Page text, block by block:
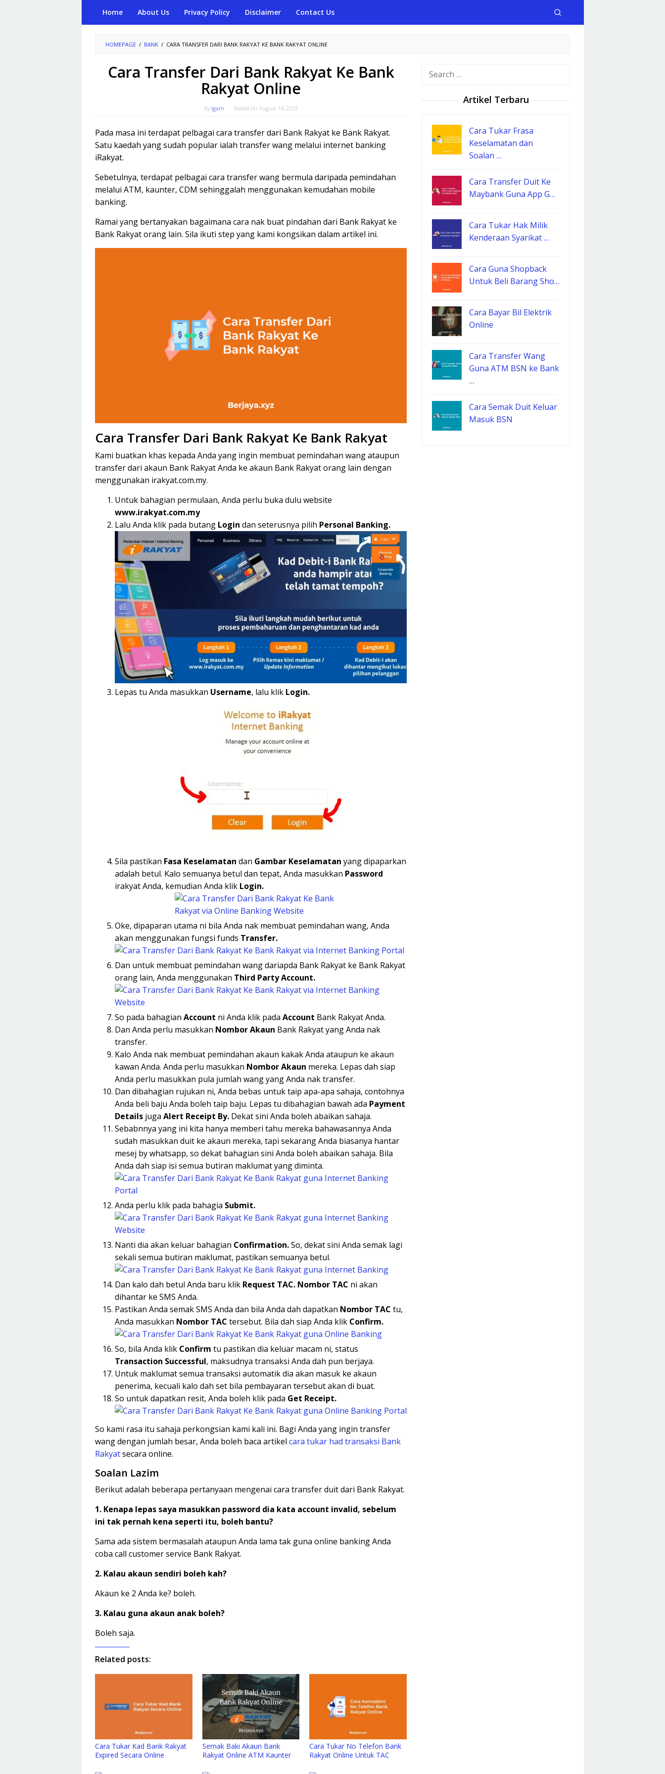
Home About Us Privacy Policy Disclaimer Contact Us
HOMEPAGE / BANK / CARA TRANSFER DARI BANK RAKYAT KE BANK RAKYAT ONLINE
Cara Transfer Dari Bank Rakyat Ke Bank
Rakyat Online
By Igam Posted on August 14, 2025
Pada masa ini terdapat pelbagai cara transfer dari Bank Rakyat ke Bank Rakyat.
Satu kaedah yang sudah popular ialah transfer wang melalui internet banking
iRakyat.
Sebetulnya, terdapat pelbagai cara transfer wang bermula daripada pemindahan
melalui ATM, kaunter, CDM sehinggalah menggunakan kemudahan mobile
banking.
Ramai yang bertanyakan bagaimana cara nak buat pindahan dari Bank Rakyat ke
Bank Rakyat orang lain. Sila ikuti step yang kami kongsikan dalam artikel ini.
Cara Transfer Dari Bank Rakyat Ke Bank Rakyat
Kami buatkan khas kepada Anda yang ingin membuat pemindahan wang ataupun
transfer dari akaun Bank Rakyat Anda ke akaun Bank Rakyat orang lain dengan
menggunakan irakyat.com.my.
Untuk bahagian permulaan, Anda perlu buka dulu website
www.irakyat.com.my
Lalu Anda klik pada butang Login dan seterusnya pilih Personal Banking.
Lepas tu Anda masukkan Username, lalu klik Login.
Sila pastikan Fasa Keselamatan dan Gambar Keselamatan yang dipaparkan
adalah betul. Kalo semuanya betul dan tepat, Anda masukkan Password
irakyat Anda, kemudian Anda klik Login.
Oke, dipaparan utama ni bila Anda nak membuat pemindahan wang, Anda
akan menggunakan fungsi funds Transfer.
Dan untuk membuat pemindahan wang dariapda Bank Rakyat ke Bank Rakyat
orang lain, Anda menggunakan Third Party Account.
So pada bahagian Account ni Anda klik pada Account Bank Rakyat Anda.
Dan Anda perlu masukkan Nombor Akaun Bank Rakyat yang Anda nak
transfer.
Kalo Anda nak membuat pemindahan akaun kakak Anda ataupun ke akaun
kawan Anda. Anda perlu masukkan Nombor Akaun mereka. Lepas dah siap
Anda perlu masukkan pula jumlah wang yang Anda nak transfer.
Dan dibahagian rujukan ni, Anda bebas untuk taip apa-apa sahaja, contohnya
Anda beli baju Anda boleh taip baju. Lepas tu dibahagian bawah ada Payment
Details juga Alert Receipt By. Dekat sini Anda boleh abaikan sahaja.
Sebabnnya yang ini kita hanya memberi tahu mereka bahawasannya Anda
sudah masukkan duit ke akaun mereka, tapi sekarang Anda biasanya hantar
mesej by whatsapp, so dekat bahagian sini Anda boleh abaikan sahaja. Bila
Anda dah siap isi semua butiran maklumat yang diminta.
Anda perlu klik pada bahagia Submit.
Nanti dia akan keluar bahagian Confirmation.So, dekat sini Anda semak lagi
sekali semua butiran maklumat, pastikan semuanya betul.
Dan kalo dah betul Anda baru klik Request TAC. Nombor TAC ni akan
dihantar ke SMS Anda.
Pastikan Anda semak SMS Anda dan bila Anda dah dapatkan Nombor TAC tu,
Anda masukkan Nombor TAC tersebut. Bila dah siap Anda klik Confirm.
So, bila Anda klik Confirm tu pastikan dia keluar macam ni, status
Transaction Successful, maksudnya transaksi Anda dah pun berjaya.
Untuk maklumat semua transaksi automatik dia akan masuk ke akaun
penerima, kecuali kalo dah set bila pembayaran tersebut akan di buat.
So untuk dapatkan resit, Anda boleh klik pada Get Receipt.
So kami rasa itu sahaja perkongsian kami kali ini. Bagi Anda yang ingin transfer
wang dengan jumlah besar, Anda boleh baca artikel cara tukar had transaksi Bank
Rakyatsecara online.
Soalan Lazim
Berikut adalah beberapa pertanyaan mengenai cara transfer duit dari Bank Rakyat.
1. Kenapa lepas saya masukkan password dia kata account invalid, sebelum
ini tak pernah kena seperti itu, boleh bantu?
Sama ada sistem bermasalah ataupun Anda lama tak guna online banking Anda
coba call customer service Bank Rakyat.
2. Kalau akaun sendiri boleh kah?
Akaun ke 2 Anda ke? boleh.
3. Kalau guna akaun anak boleh?
Boleh saja.
Related posts:
Cara Tukar Kad Bank Rakyat
Expired Secara Online
Semak Baki Akaun Bank
Rakyat Online ATM Kaunter
Cara Tukar No Telefon Bank
Rakyat Online Untuk TAC
Search
Artikel Terbaru
Cara Tukar Frasa
Keselamatan dan
Soalan …
Cara Transfer Duit Ke
Maybank Guna App G…
Cara Tukar Hak Milik
Kenderaan Syarikat …
Cara Guna Shopback
Untuk Beli Barang Sho…
Cara Bayar Bil Elektrik
Online
Cara Transfer Wang
Guna ATM BSN ke Bank
…
Cara Semak Duit Keluar
Masuk BSN